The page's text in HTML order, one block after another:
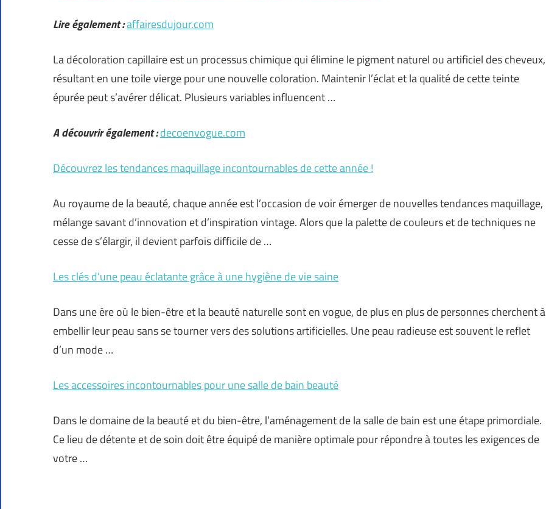
Lire également :affairesdujour.com
La décoloration capillaire est un processus chimique qui élimine le pigment naturel ou artificiel des cheveux,
résultant en une toile vierge pour une nouvelle coloration. Maintenir l’éclat et la qualité de cette teinte
épurée peut s’avérer délicat. Plusieurs variables influencent …
A découvrir également :decoenvogue.com
Découvrez les tendances maquillage incontournables de cette année !
Au royaume de la beauté, chaque année est l’occasion de voir émerger de nouvelles tendances maquillage,
mélange savant d’innovation et d’inspiration vintage. Alors que la palette de couleurs et de techniques ne
cesse de s’élargir, il devient parfois difficile de …
Les clés d’une peau éclatante grâce à une hygiène de vie saine
Dans une ère où le bien-être et la beauté naturelle sont en vogue, de plus en plus de personnes cherchent à
embellir leur peau sans se tourner vers des solutions artificielles. Une peau radieuse est souvent le reflet
d’un mode …
Les accessoires incontournables pour une salle de bain beauté
Dans le domaine de la beauté et du bien-être, l’aménagement de la salle de bain est une étape primordiale.
Ce lieu de détente et de soin doit être équipé de manière optimale pour répondre à toutes les exigences de
votre …